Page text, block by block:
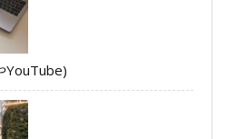
YouTube)